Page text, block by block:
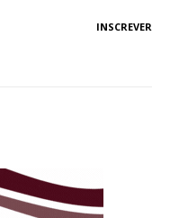
INSCREVER